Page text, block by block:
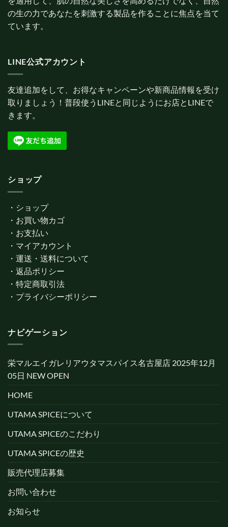
の生の力であなたを刺激する製品を作ることに焦点を当て
ています。
LINE公式アカウント
友達追加をして、お得なキャンペーンや新商品情報を受け
取りましょう！普段使うLINEと同じようにお店とLINEで
きます。
ショップ
・ ショップ
・ お買い物カゴ
・ お支払い
・ マイアカウント
・ 運送・送料について
・ 返品ポリシー
・ 特定商取引法
・ プライバシーポリシー
ナビゲーション
栄マルエイガレリアウタマスパイス名古屋店 2025年12月
05日 NEW OPEN
HOME
UTAMA SPICEについて
UTAMA SPICEのこだわり
UTAMA SPICEの歴史
販売代理店募集
お問い合わせ
お知らせ